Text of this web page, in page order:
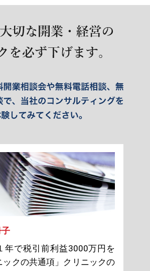
年で税引前利益3000万円を
ックの共通項」クリニックの